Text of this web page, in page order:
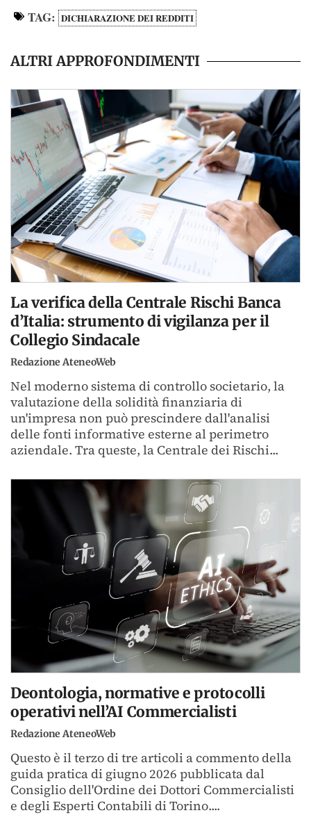
TAG: DICHIARAZIONE DEI REDDITI
ALTRI APPROFONDIMENTI
La verifica della Centrale Rischi Banca
d’Italia: strumento di vigilanza per il
Collegio Sindacale
Redazione AteneoWeb
Nel moderno sistema di controllo societario, la
valutazione della solidità finanziaria di
un'impresa non può prescindere dall'analisi
delle fonti informative esterne al perimetro
aziendale. Tra queste, la Centrale dei Rischi...
Deontologia, normative e protocolli
operativi nell’AI Commercialisti
Redazione AteneoWeb
Questo è il terzo di tre articoli a commento della
guida pratica di giugno 2026 pubblicata dal
Consiglio dell'Ordine dei Dottori Commercialisti
e degli Esperti Contabili di Torino....